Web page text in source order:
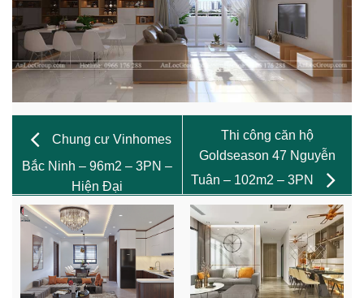
Chung cư Vinhomes
Bắc Ninh – 96m2 – 3PN –
Hiện Đại
Thi công căn hộ
Goldseason 47 Nguyễn
Tuân – 102m2 – 3PN